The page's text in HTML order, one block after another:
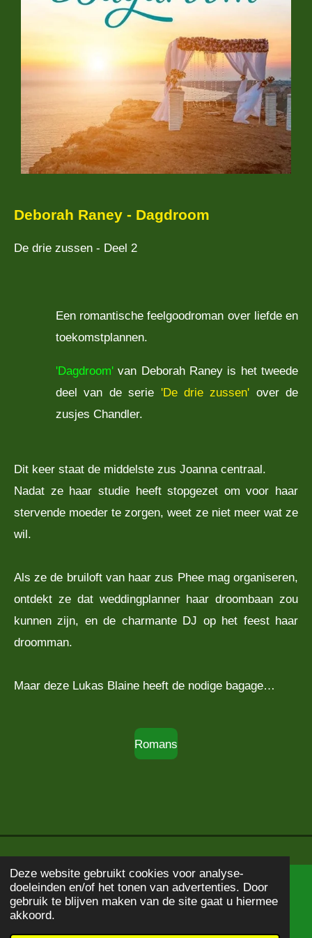
Deze website gebruikt cookies voor analyse-
doeleinden en/of het tonen van advertenties. Door
gebruik te blijven maken van de site gaat u hiermee
akkoord.
Deborah Raney - Dagdroom
De drie zussen - Deel 2
Een romantische feelgoodroman over liefde en
toekomstplannen.
'Dagdroom' van Deborah Raney is het tweede
deel van de serie 'De drie zussen' over de
zusjes Chandler.
Dit keer staat de middelste zus Joanna centraal.
Nadat ze haar studie heeft stopgezet om voor haar
stervende moeder te zorgen, weet ze niet meer wat ze
wil.
Als ze de bruiloft van haar zus Phee mag organiseren,
ontdekt ze dat weddingplanner haar droombaan zou
kunnen zijn, en de charmante DJ op het feest haar
droomman.
Maar deze Lukas Blaine heeft de nodige bagage…
Romans
© 2020 - 2026Boekbeschrijving
Powered byJouwWeb